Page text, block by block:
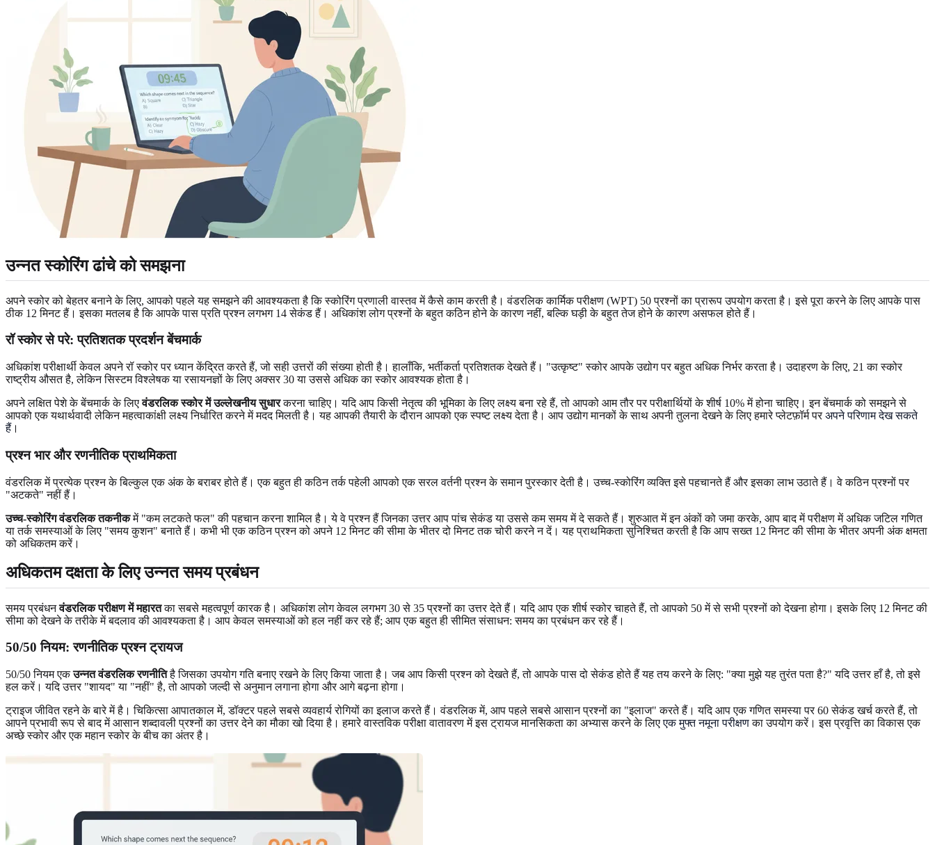
उन्नत स्कोरिंग ढांचे को समझना
अपने स्कोर को बेहतर बनाने के लिए, आपको पहले यह समझने की आवश्यकता है कि स्कोरिंग प्रणाली वास्तव में कैसे काम करती है। वंडरलिक कार्मिक परीक्षण (WPT) 50 प्रश्नों का प्रारूप उपयोग करता है। इसे पूरा करने के लिए आपके पास
ठीक 12 मिनट हैं। इसका मतलब है कि आपके पास प्रति प्रश्न लगभग 14 सेकंड हैं। अधिकांश लोग प्रश्नों के बहुत कठिन होने के कारण नहीं, बल्कि घड़ी के बहुत तेज होने के कारण असफल होते हैं।
रॉ स्कोर से परे: प्रतिशतक प्रदर्शन बेंचमार्क
अधिकांश परीक्षार्थी केवल अपने रॉ स्कोर पर ध्यान केंद्रित करते हैं, जो सही उत्तरों की संख्या होती है। हालाँकि, भर्तीकर्ता प्रतिशतक देखते हैं। "उत्कृष्ट" स्कोर आपके उद्योग पर बहुत अधिक निर्भर करता है। उदाहरण के लिए, 21 का स्कोर
राष्ट्रीय औसत है, लेकिन सिस्टम विश्लेषक या रसायनज्ञों के लिए अक्सर 30 या उससे अधिक का स्कोर आवश्यक होता है।
अपने लक्षित पेशे के बेंचमार्क के लिएवंडरलिक स्कोर में उल्लेखनीय सुधारकरना चाहिए। यदि आप किसी नेतृत्व की भूमिका के लिए लक्ष्य बना रहे हैं, तो आपको आम तौर पर परीक्षार्थियों के शीर्ष 10% में होना चाहिए। इन बेंचमार्क को समझने से
आपको एक यथार्थवादी लेकिन महत्वाकांक्षी लक्ष्य निर्धारित करने में मदद मिलती है। यह आपकी तैयारी के दौरान आपको एक स्पष्ट लक्ष्य देता है। आप उद्योग मानकों के साथ अपनी तुलना देखने के लिए हमारे प्लेटफ़ॉर्म परअपने परिणाम देख सकते
हैं ।
प्रश्न भार और रणनीतिक प्राथमिकता
वंडरलिक में प्रत्येक प्रश्न के बिल्कुल एक अंक के बराबर होते हैं। एक बहुत ही कठिन तर्क पहेली आपको एक सरल वर्तनी प्रश्न के समान पुरस्कार देती है। उच्च-स्कोरिंग व्यक्ति इसे पहचानते हैं और इसका लाभ उठाते हैं। वे कठिन प्रश्नों पर
"अटकते" नहीं हैं।
उच्च-स्कोरिंग वंडरलिक तकनीकमें "कम लटकते फल" की पहचान करना शामिल है। ये वे प्रश्न हैं जिनका उत्तर आप पांच सेकंड या उससे कम समय में दे सकते हैं। शुरुआत में इन अंकों को जमा करके, आप बाद में परीक्षण में अधिक जटिल गणित
या तर्क समस्याओं के लिए "समय कुशन" बनाते हैं। कभी भी एक कठिन प्रश्न को अपने 12 मिनट की सीमा के भीतर दो मिनट तक चोरी करने न दें। यह प्राथमिकता सुनिश्चित करती है कि आप सख्त 12 मिनट की सीमा के भीतर अपनी अंक क्षमता
को अधिकतम करें।
अधिकतम दक्षता के लिए उन्नत समय प्रबंधन
समय प्रबंधनवंडरलिक परीक्षण में महारतका सबसे महत्वपूर्ण कारक है। अधिकांश लोग केवल लगभग 30 से 35 प्रश्नों का उत्तर देते हैं। यदि आप एक शीर्ष स्कोर चाहते हैं, तो आपको 50 में से सभी प्रश्नों को देखना होगा। इसके लिए 12 मिनट की
सीमा को देखने के तरीके में बदलाव की आवश्यकता है। आप केवल समस्याओं को हल नहीं कर रहे हैं; आप एक बहुत ही सीमित संसाधन: समय का प्रबंधन कर रहे हैं।
50/50 नियम: रणनीतिक प्रश्न ट्रायज
50/50 नियम एकउन्नत वंडरलिक रणनीतिहै जिसका उपयोग गति बनाए रखने के लिए किया जाता है। जब आप किसी प्रश्न को देखते हैं, तो आपके पास दो सेकंड होते हैं यह तय करने के लिए: "क्या मुझे यह तुरंत पता है?" यदि उत्तर हाँ है, तो इसे
हल करें। यदि उत्तर "शायद" या "नहीं" है, तो आपको जल्दी से अनुमान लगाना होगा और आगे बढ़ना होगा।
ट्राइज जीवित रहने के बारे में है। चिकित्सा आपातकाल में, डॉक्टर पहले सबसे व्यवहार्य रोगियों का इलाज करते हैं। वंडरलिक में, आप पहले सबसे आसान प्रश्नों का "इलाज" करते हैं। यदि आप एक गणित समस्या पर 60 सेकंड खर्च करते हैं, तो
आपने प्रभावी रूप से बाद में आसान शब्दावली प्रश्नों का उत्तर देने का मौका खो दिया है। हमारे वास्तविक परीक्षा वातावरण में इस ट्रायज मानसिकता का अभ्यास करने के लिएएक मुफ्त नमूना परीक्षणका उपयोग करें। इस प्रवृत्ति का विकास एक
अच्छे स्कोर और एक महान स्कोर के बीच का अंतर है।